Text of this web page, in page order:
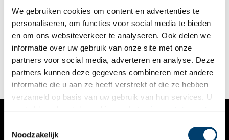
We gebruiken cookies om content en advertenties te
personaliseren, om functies voor social media te bieden
en om ons websiteverkeer te analyseren. Ook delen we
informatie over uw gebruik van onze site met onze
partners voor social media, adverteren en analyse. Deze
partners kunnen deze gegevens combineren met andere
informatie die u aan ze heeft verstrekt of die ze hebben
verzameld op basis van uw gebruik van hun services. U
Noodzakelijk
Er zijn verhalen die zo wonderlijk zijn dat niemand ze echt
gelooft, maar die toch eeuwenlang worden doorverteld. Een
van die verhalen is dat van het schip van Ternuten, beter
bekend als ‘De Almacht’. Een schip zó onvoorstelbaar groot, dat
het de grenzen van de zee, de logica en de fantasie tartte. Het
verhaal werd in 1940 opgetekend door de Groningse
volkskundige Kornelis ter Laan (1871-1963), maar zijn wortels
reiken veel verder dan het kleine Nederland.
VERHALEN